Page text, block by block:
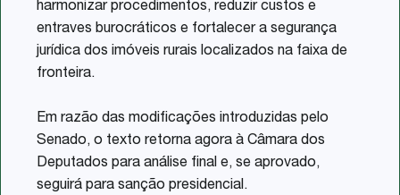
harmonizar procedimentos, reduzir custos e
entraves burocráticos e fortalecer a segurança
jurídica dos imóveis rurais localizados na faixa de
fronteira.
Em razão das modificações introduzidas pelo
Senado, o texto retorna agora à Câmara dos
Deputados para análise final e, se aprovado,
seguirá para sanção presidencial.